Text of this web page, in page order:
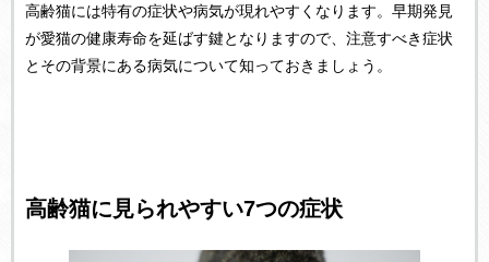
高齢猫には特有の症状や病気が現れやすくなります。早期発見
が愛猫の健康寿命を延ばす鍵となりますので、注意すべき症状
とその背景にある病気について知っておきましょう。
高齢猫に見られやすい7つの症状